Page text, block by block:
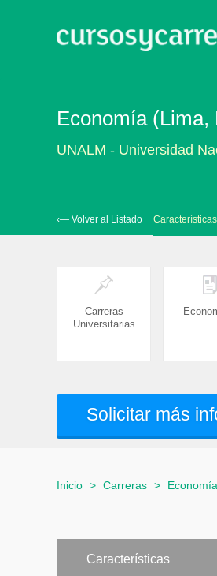
Economía (Lima,
UNALM - Universidad
‹— Volver al Listado Características
Carreras
Universitarias
Solicitar más
Inicio > Carreras > Economía
Características